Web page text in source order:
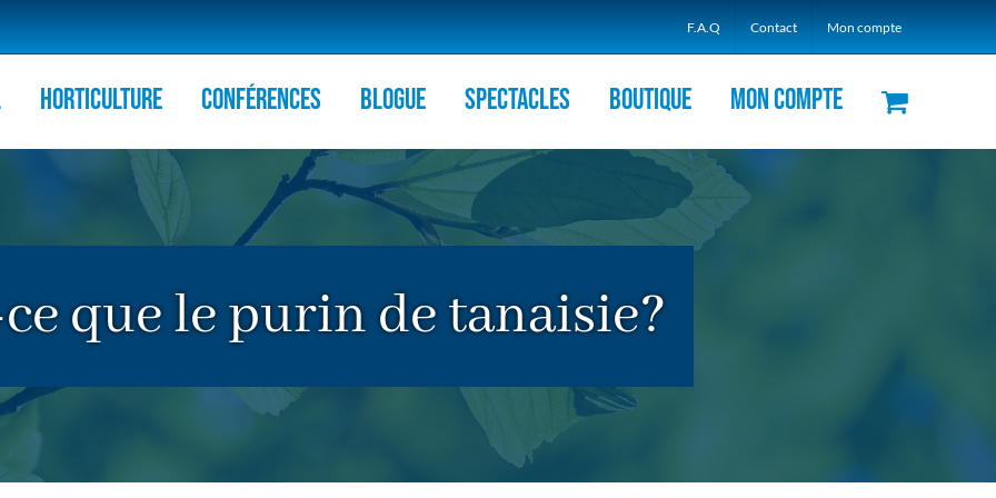
F.A.Q Contact Mon compte
HORTICULTURE Conférences Blogue Spectacles Boutique Mon compte
ce que le purin de tanaisie?